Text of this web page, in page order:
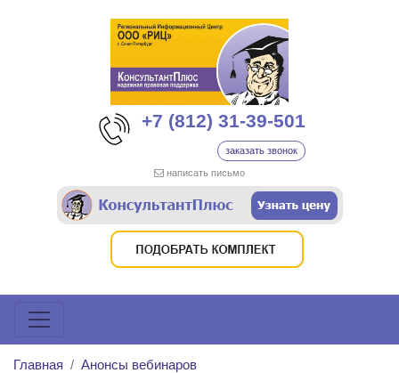
+7 (812) 31-39-501
заказать звонок
написать письмо
Главная
Анонсы вебинаров